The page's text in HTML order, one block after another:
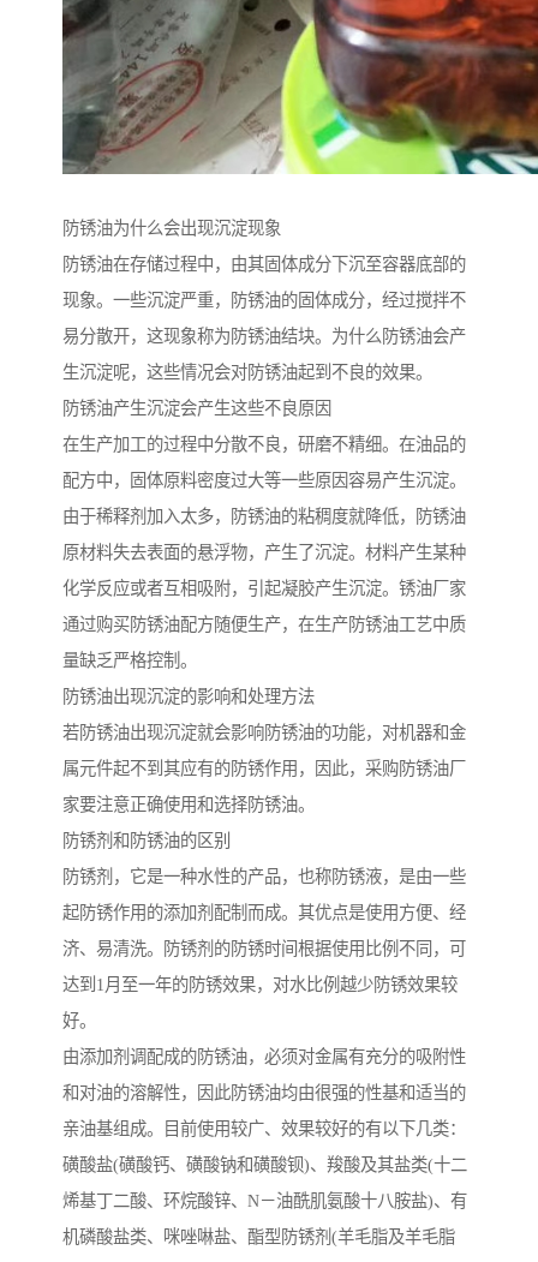
防锈油为什么会出现沉淀现象
防锈油在存储过程中，由其固体成分下沉至容器底部的
现象。一些沉淀严重，防锈油的固体成分，经过搅拌不
易分散开，这现象称为防锈油结块。为什么防锈油会产
生沉淀呢，这些情况会对防锈油起到不良的效果。
防锈油产生沉淀会产生这些不良原因
在生产加工的过程中分散不良，研磨不精细。在油品的
配方中，固体原料密度过大等一些原因容易产生沉淀。
由于稀释剂加入太多，防锈油的粘稠度就降低，防锈油
原材料失去表面的悬浮物，产生了沉淀。材料产生某种
化学反应或者互相吸附，引起凝胶产生沉淀。锈油厂家
通过购买防锈油配方随便生产，在生产防锈油工艺中质
量缺乏严格控制。
防锈油出现沉淀的影响和处理方法
若防锈油出现沉淀就会影响防锈油的功能，对机器和金
属元件起不到其应有的防锈作用，因此，采购防锈油厂
家要注意正确使用和选择防锈油。
防锈剂和防锈油的区别
防锈剂，它是一种水性的产品，也称防锈液，是由一些
起防锈作用的添加剂配制而成。其优点是使用方便、经
济、易清洗。防锈剂的防锈时间根据使用比例不同，可
达到1月至一年的防锈效果，对水比例越少防锈效果较
好。
由添加剂调配成的防锈油，必须对金属有充分的吸附性
和对油的溶解性，因此防锈油均由很强的性基和适当的
亲油基组成。目前使用较广、效果较好的有以下几类：
磺酸盐(磺酸钙、磺酸钠和磺酸钡)、羧酸及其盐类(十二
烯基丁二酸、环烷酸锌、N－油酰肌氨酸十八胺盐)、有
机磷酸盐类、咪唑啉盐、酯型防锈剂(羊毛脂及羊毛脂